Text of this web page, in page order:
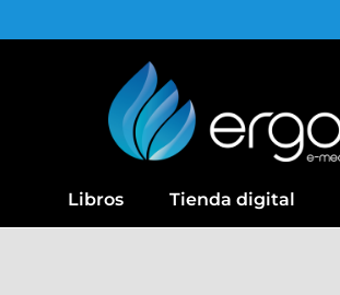
Libros Tienda digital